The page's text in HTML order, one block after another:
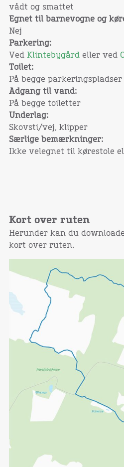
vådt og smattet
Egnet til barnevogne og
Nej
Parkering:
Ved Klintebygårdeller ved
Toilet:
På begge parkeringspladser
Adgang til vand:
På begge toiletter
Underlag:
Skovsti/vej, klipper
Særlige bemærkninger:
Ikke velegnet til kørestole
Kort over ruten
Herunder kan du
kort over ruten.